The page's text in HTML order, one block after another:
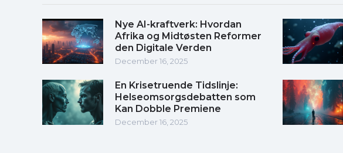
Nye AI-kraftverk: Hvordan
Afrika og Midtøsten Reformer
den Digitale Verden
December 16, 2025
En Krisetruende Tidslinje:
Helseomsorgsdebatten som
Kan Dobble Premiene
December 16, 2025